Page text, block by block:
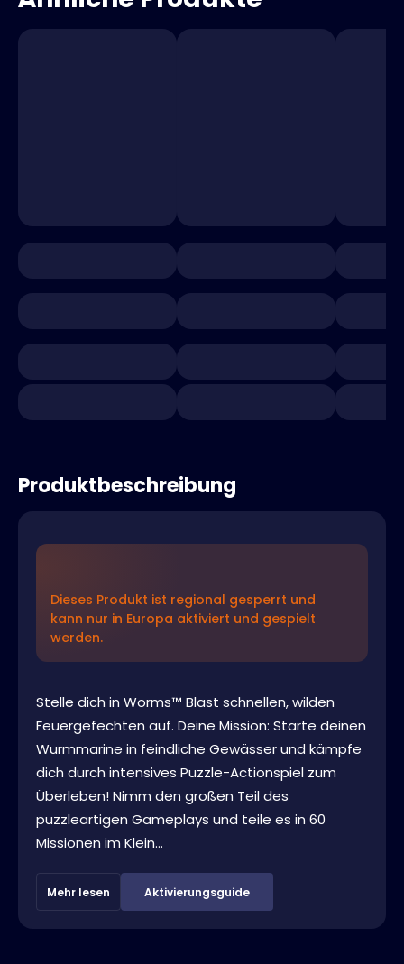
Produktbeschreibung
Dieses Produkt ist regional gesperrt und
kann nur in Europa aktiviert und gespielt
werden.
Stelle dich in Worms™ Blast schnellen, wilden
Feuergefechten auf. Deine Mission: Starte deinen
Wurmmarine in feindliche Gewässer und kämpfe
dich durch intensives Puzzle-Actionspiel zum
Überleben! Nimm den großen Teil des
puzzleartigen Gameplays und teile es in 60
Missionen im Klein...
Mehr lesen Aktivierungsguide